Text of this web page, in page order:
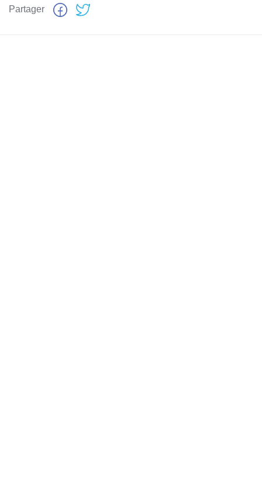
Partager